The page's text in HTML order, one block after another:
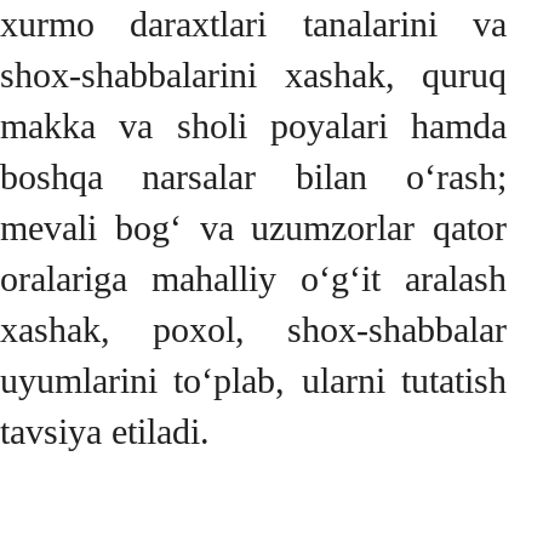
xurmo daraxtlari tanalarini va
shox-shabbalarini xashak, quruq
makka va sholi poyalari hamda
boshqa narsalar bilan o‘rash;
mevali bog‘ va uzumzorlar qator
oralariga mahalliy o‘g‘it aralash
xashak, poxol, shox-shabbalar
uyumlarini to‘plab, ularni tutatish
tavsiya etiladi.